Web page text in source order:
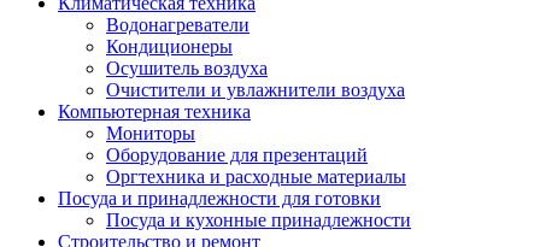
Водонагреватели
Кондиционеры
Осушитель воздуха
Очистители и увлажнители воздуха
Компьютерная техника
Мониторы
Оборудование для презентаций
Оргтехника и расходные материалы
Посуда и принадлежности для готовки
Посуда и кухонные принадлежности
Строительство и ремонт